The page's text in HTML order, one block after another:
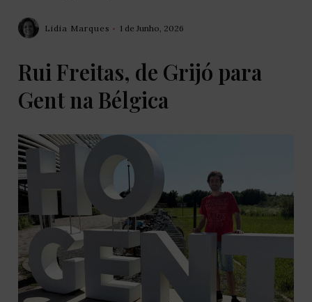
Lidia Marques 1 de Junho, 2026
Rui Freitas, de Grijó para
Gent na Bélgica